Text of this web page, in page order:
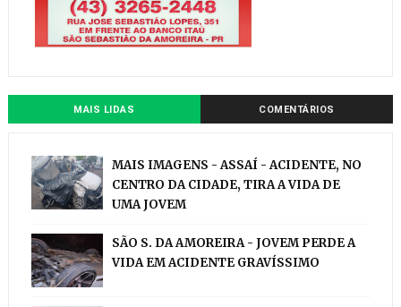
MAIS LIDAS COMENTÁRIOS
MAIS IMAGENS - ASSAÍ - ACIDENTE, NO
CENTRO DA CIDADE, TIRA A VIDA DE
UMA JOVEM
SÃO S. DA AMOREIRA - JOVEM PERDE A
VIDA EM ACIDENTE GRAVÍSSIMO